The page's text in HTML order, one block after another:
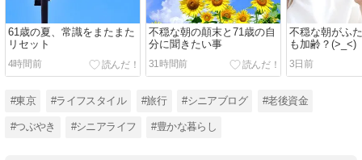
61歳の夏、常識をまたまた
リセット
4時間前
不穏な朝の顛末と71歳の自
分に聞きたい事
31時間前
不穏な朝がふ
も加齢？(>_<)
3日前
#東京 #ライフスタイル #旅行 #シニアブログ #老後資金
#つぶやき #シニアライフ #豊かな暮らし